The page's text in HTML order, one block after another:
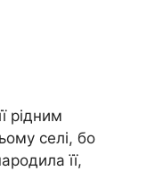
рідним
селі, бо
її,